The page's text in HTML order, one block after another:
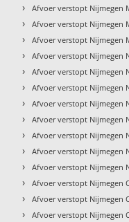
› Afvoer verstopt Nijmegen
› Afvoer verstopt Nijmegen
› Afvoer verstopt Nijmegen
› Afvoer verstopt Nijmegen
› Afvoer verstopt Nijmegen
› Afvoer verstopt Nijmegen
› Afvoer verstopt Nijmegen
› Afvoer verstopt Nijmegen
› Afvoer verstopt Nijmegen
› Afvoer verstopt Nijmegen
› Afvoer verstopt Nijmegen
› Afvoer verstopt Nijmegen
› Afvoer verstopt Nijmegen
› Afvoer verstopt Nijmegen